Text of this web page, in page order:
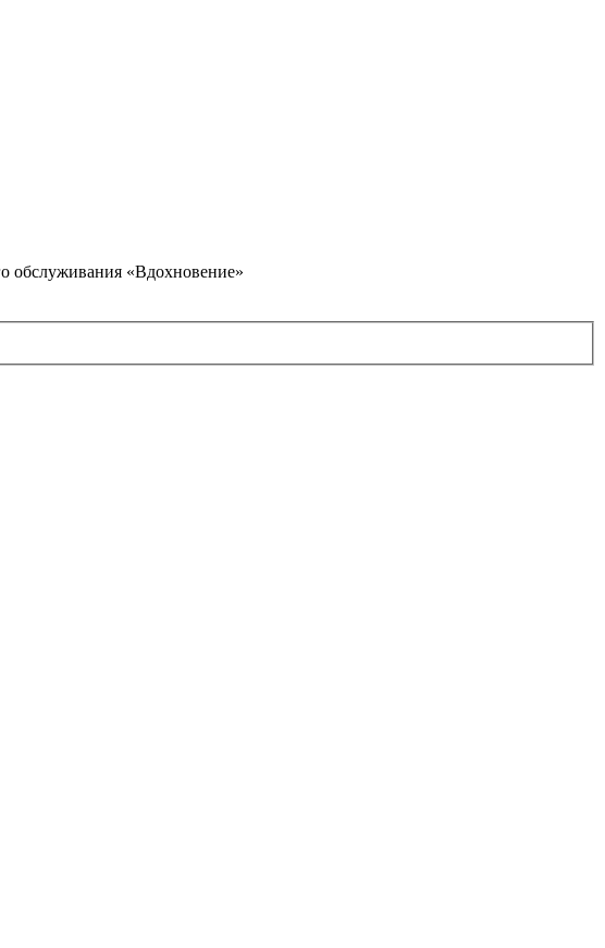
обслуживания «Вдохновение»